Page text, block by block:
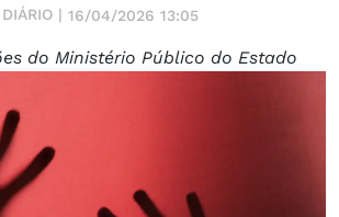
| 16/04/2026 13:05
do Ministério Público do Estado